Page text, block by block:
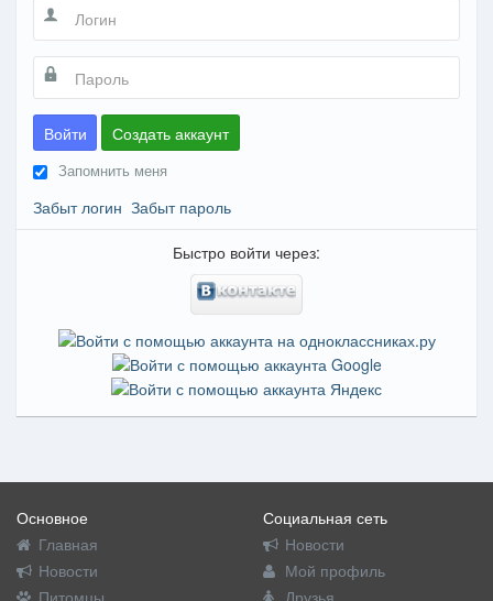
Войти Создать аккаунт
Запомнить меня
Забыт логин Забыт пароль
Быстро войти через:
Основное
Главная
Новости
Социальная сеть
Новости
Мой профиль